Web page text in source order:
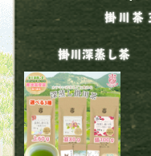
掛川茶
掛川深蒸し茶